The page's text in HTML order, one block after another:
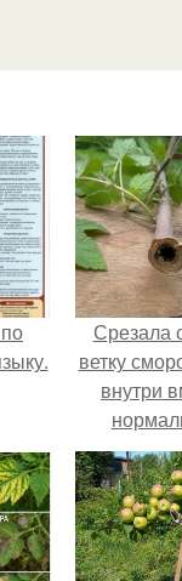
Срезала
ветку
внутри